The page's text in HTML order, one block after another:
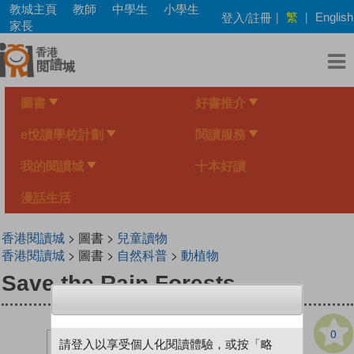
Skip
main
content
教城主頁 教師 中學生
小學生
家長
登入/註冊 | 繁 | English
圖書 好書推介
e悅讀學校計劃 閱讀服務
我的閱讀城 十本好讀
漫話生活
香港閱讀城> 圖書 > 兒童讀物
香港閱讀城> 圖書 > 自然科普> 動植物
Save the Rain Forests
0
請登入以享受個人化閱讀體驗，或按「略